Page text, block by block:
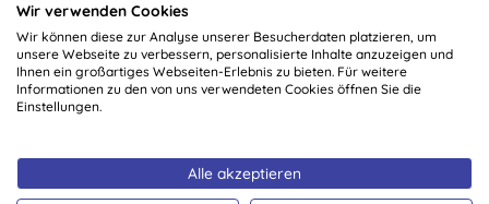
4,92 € KAUFEN 6,15 € KAUFEN
Wir verwenden Cookies
Wir können diese zur Analyse unserer Besucherdaten platzieren, um
unsere Webseite zu verbessern, personalisierte Inhalte anzuzeigen und
Ihnen ein großartiges Webseiten-Erlebnis zu bieten. Für weitere
Informationen zu den von uns verwendeten Cookies öffnen Sie die
Einstellungen.
Alle akzeptieren